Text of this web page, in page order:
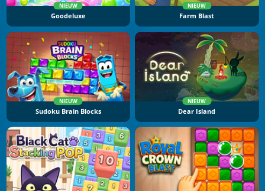
NIEUW
Goodeluxe
NIEUW
Farm Blast
NIEUW
Sudoku Brain Blocks
NIEUW
Dear Island